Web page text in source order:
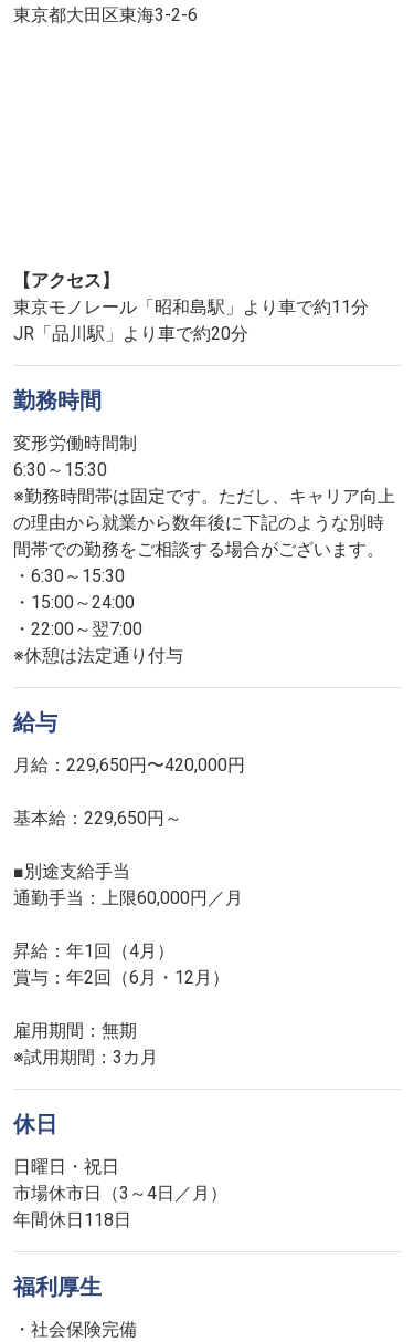
東京都大田区東海3-2-6
【アクセス】
東京モノレール「昭和島駅」より車で約11分
JR「品川駅」より車で約20分
勤務時間
変形労働時間制
6:30～15:30
※勤務時間帯は固定です。ただし、キャリア向上
の理由から就業から数年後に下記のような別時
間帯での勤務をご相談する場合がございます。
・6:30～15:30
・15:00～24:00
・22:00～翌7:00
※休憩は法定通り付与
給与
月給：229,650円〜420,000円
基本給：229,650円～
■別途支給手当
通勤手当：上限60,000円／月
昇給：年1回（4月）
賞与：年2回（6月・12月）
雇用期間：無期
※試用期間：3カ月
休日
日曜日・祝日
市場休市日（3～4日／月）
年間休日118日
福利厚生
・社会保険完備